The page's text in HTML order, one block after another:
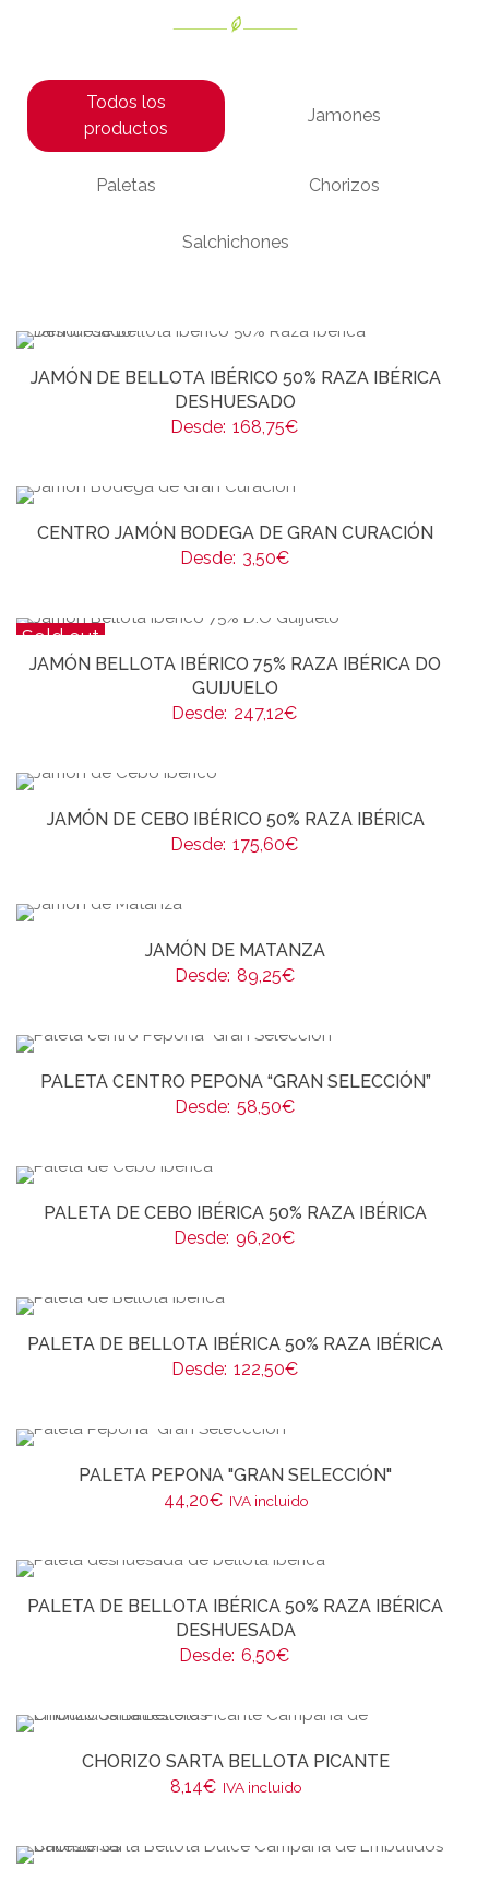
Todos los
productos
Jamones
Paletas Chorizos
Salchichones
JAMÓN DE BELLOTA IBÉRICO 50% RAZA IBÉRICA
DESHUESADO
Desde: 168,75€
CENTRO JAMÓN BODEGA DE GRAN CURACIÓN
Desde: 3,50€
Sold out
JAMÓN BELLOTA IBÉRICO 75% RAZA IBÉRICA DO
GUIJUELO
Desde: 247,12€
JAMÓN DE CEBO IBÉRICO 50% RAZA IBÉRICA
Desde: 175,60€
JAMÓN DE MATANZA
Desde: 89,25€
PALETA CENTRO PEPONA “GRAN SELECCIÓN”
Desde: 58,50€
PALETA DE CEBO IBÉRICA 50% RAZA IBÉRICA
Desde: 96,20€
PALETA DE BELLOTA IBÉRICA 50% RAZA IBÉRICA
Desde: 122,50€
PALETA PEPONA "GRAN SELECCIÓN"
44,20€ IVA incluido
PALETA DE BELLOTA IBÉRICA 50% RAZA IBÉRICA
DESHUESADA
Desde: 6,50€
CHORIZO SARTA BELLOTA PICANTE
8,14€ IVA incluido